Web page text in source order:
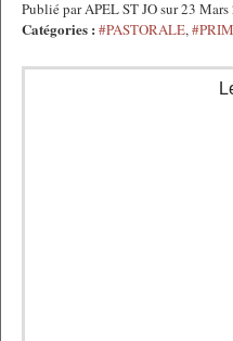
Publié par APEL ST JO sur 23
Catégories : #PASTORALE,